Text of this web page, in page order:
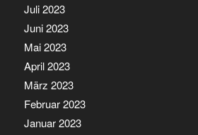
Juli 2023
Juni 2023
Mai 2023
April 2023
März 2023
Februar 2023
Januar 2023